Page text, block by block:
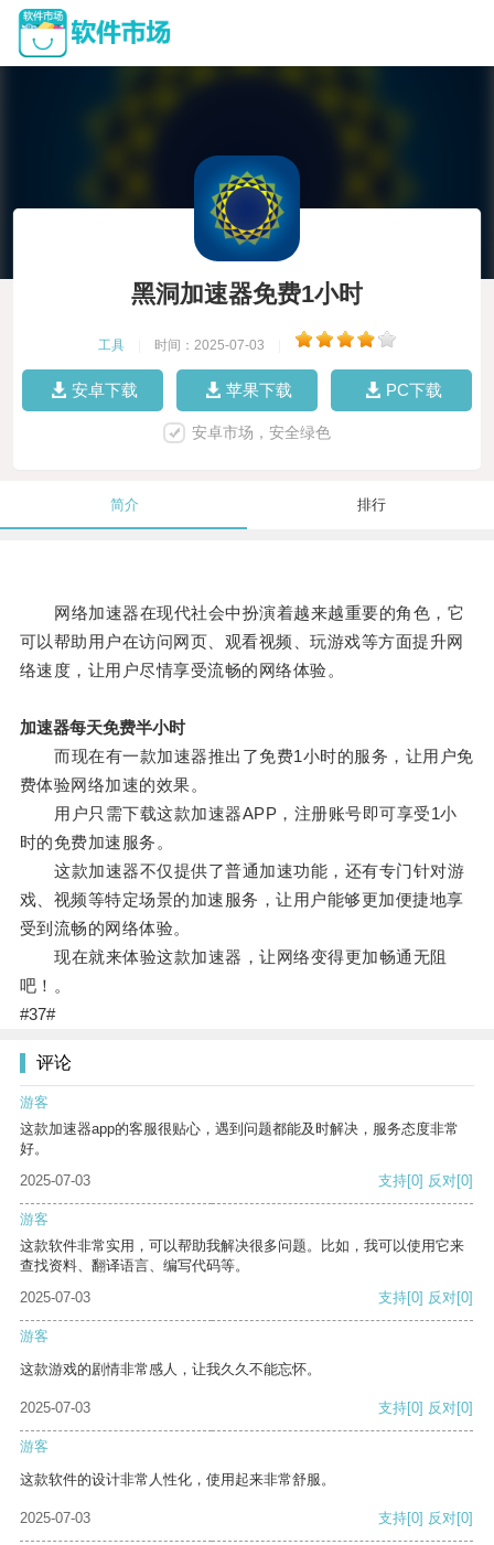
黑洞加速器免费1小时
工具 时间：2025-07-03
安卓下载 苹果下载 PC下载
安卓市场，安全绿色
简介 排行
网络加速器在现代社会中扮演着越来越重要的角色，它
可以帮助用户在访问网页、观看视频、玩游戏等方面提升网
络速度，让用户尽情享受流畅的网络体验。
加速器每天免费半小时
而现在有一款加速器推出了免费1小时的服务，让用户免
费体验网络加速的效果。
用户只需下载这款加速器APP，注册账号即可享受1小
时的免费加速服务。
这款加速器不仅提供了普通加速功能，还有专门针对游
戏、视频等特定场景的加速服务，让用户能够更加便捷地享
受到流畅的网络体验。
现在就来体验这款加速器，让网络变得更加畅通无阻
吧！。
#37#
评论
游客
这款加速器app的客服很贴心，遇到问题都能及时解决，服务态度非常
好。
2025-07-03
支持[0] 反对[0]
游客
这款软件非常实用，可以帮助我解决很多问题。比如，我可以使用它来
查找资料、翻译语言、编写代码等。
2025-07-03
支持[0] 反对[0]
游客
这款游戏的剧情非常感人，让我久久不能忘怀。
2025-07-03 支持[0] 反对[0]
游客
这款软件的设计非常人性化，使用起来非常舒服。
2025-07-03 支持[0] 反对[0]